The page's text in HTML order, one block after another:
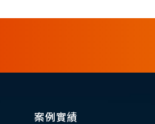
案例實績